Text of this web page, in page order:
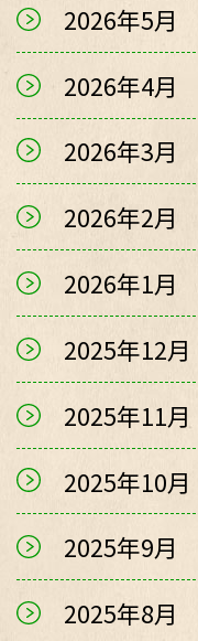
2026年5月
2026年4月
2026年3月
2026年2月
2026年1月
2025年12月
2025年11月
2025年10月
2025年9月
2025年8月